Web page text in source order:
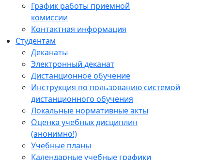
График работы приемной
комиссии
Контактная информация
Студентам
Деканаты
Электронный деканат
Дистанционное обучение
Инструкция по пользованию системой
дистанционного обучения
Локальные нормативные акты
Оценка учебных дисциплин
(анонимно!)
Учебные планы
Календарные учебные графики